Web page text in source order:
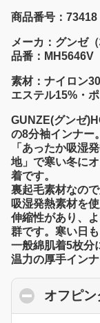
商品番号：73418
メーカ：グンゼ（
品番：MH5646V
素材：ナイロン
エステル15%・
GUNZE(グンゼ
の8分袖インナー。
「あったか吸湿
地」で寒い冬に
着です。
裏起毛素材なの
吸湿発熱素材を
伸縮性があり、
群です。寒い日
一般綿肌着5枚分
温力の厚手インナ
オフピ